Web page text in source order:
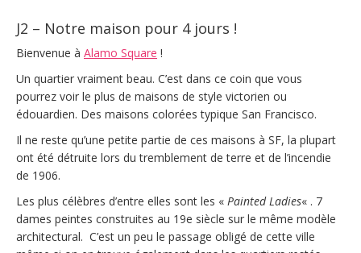
J2 – Notre maison pour 4 jours !
Bienvenue à Alamo Square !
Un quartier vraiment beau. C’est dans ce coin que vous
pourrez voir le plus de maisons de style victorien ou
édouardien. Des maisons colorées typique San Francisco.
Il ne reste qu’une petite partie de ces maisons à SF, la plupart
ont été détruite lors du tremblement de terre et de l’incendie
de 1906.
Les plus célèbres d’entre elles sont les « Painted Ladies« . 7
dames peintes construites au 19e siècle sur le même modèle
architectural. C’est un peu le passage obligé de cette ville